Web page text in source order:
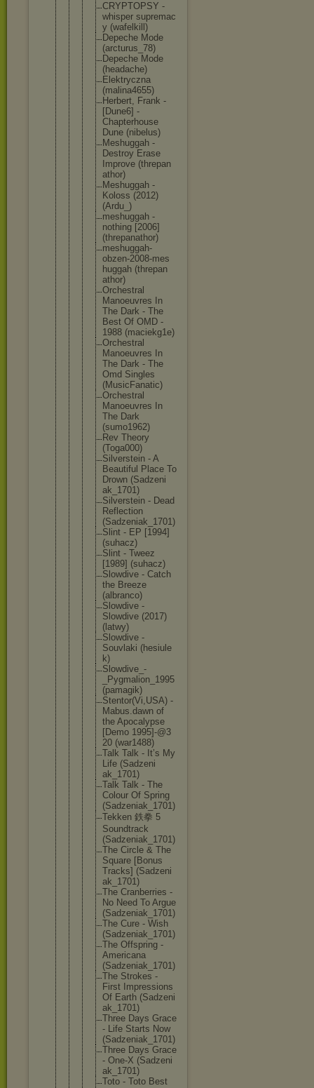
CRYPTOPSY -
whisper supremac
y (wafelki ll)
Depeche Mode
(arcturus_78)
Depeche Mode
(headache)
Elektryczna
(malina4655)
Herbert, Frank -
[Dune6] -
Chapterhouse
Dune (nibelus)
Meshuggah -
Destroy Erase
Improve (threpan
athor)
Meshuggah -
Koloss (2012)
(Ardu_)
meshuggah -
nothing [2006]
(threpanathor)
meshuggah-
obzen-2008-mes
huggah (threpan
athor)
Orchestral
Manoeuvres In
The Dark - The
Best Of OMD -
1988 (maciekg1e)
Orchestral
Manoeuvres In
The Dark - The
Omd Singles
(MusicFanatic)
Orchestral
Manoeuvres In
The Dark
(sumo1962)
Rev Theory
(Toga000)
Silverstein - A
Beautifu l Place To
Drown (Sadzeni
ak_1701)
Silverstein - Dead
Reflection
(Sadzeniak_1701)
Slint - EP [1994]
(suhacz)
Slint - Tweez
[1989] (suhacz)
Slowdive - Catch
the Breeze
(albranco)
Slowdive -
Slowdive (2017)
(latwy)
Slowdive -
Souvlaki (hesiule
k)
Slowdive _-
_Pygma lion_1995
(pamagik)
Stentor(Vi,USA) -
Mabus.dawn of
the Apocalypse
[Demo 1995]-@3
20 (war1488)
Talk Talk - It’s My
Life (Sadzeni
ak_1701)
Talk Talk - The
Colour Of Spring
(Sadzeniak_1701)
Tekken 鉄拳 5
Soundtrack
(Sadzeniak_1701)
The Circle & The
Square [Bonus
Tracks] (Sadzeni
ak_1701)
The Cranberries -
No Need To Argue
(Sadzeniak_1701)
The Cure - Wish
(Sadzeniak_1701)
The Offspring -
Americana
(Sadzeniak_1701)
The Strokes -
First Impressions
Of Earth (Sadzeni
ak_1701)
Three Days Grace
- Life Starts Now
(Sadzeniak_1701)
Three Days Grace
- One-X (Sadzeni
ak_1701)
Toto - Toto Best